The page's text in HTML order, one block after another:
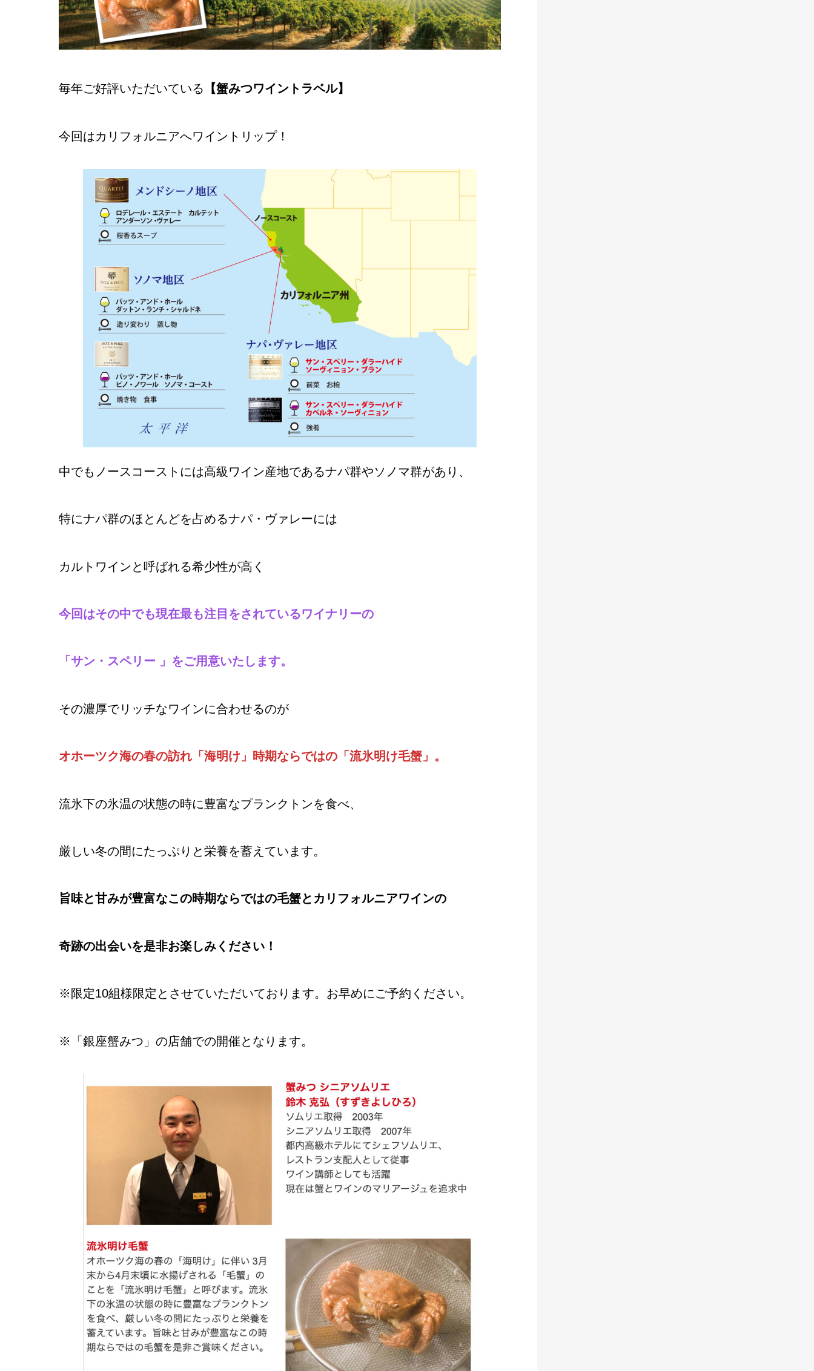
毎年ご好評いただいている 【蟹みつワイントラベル】
今回はカリフォルニアへワイントリップ！
中でもノースコーストには高級ワイン産地であるナパ群やソノマ群があり、
特にナパ群のほとんどを占めるナパ・ヴァレーには
カルトワインと呼ばれる希少性が高く
今回はその中でも現在最も注目をされているワイナリーの
「サン・スペリー 」をご用意いたします。
その濃厚でリッチなワインに合わせるのが
オホーツク海の春の訪れ「海明け」時期ならではの「流氷明け毛蟹」。
流氷下の氷温の状態の時に豊富なプランクトンを食べ、
厳しい冬の間にたっぷりと栄養を蓄えています。
旨味と甘みが豊富なこの時期ならではの毛蟹とカリフォルニアワインの
奇跡の出会いを是非お楽しみください！
※限定10組様限定とさせていただいております。お早めにご予約ください。
※「銀座蟹みつ」の店舗での開催となります。